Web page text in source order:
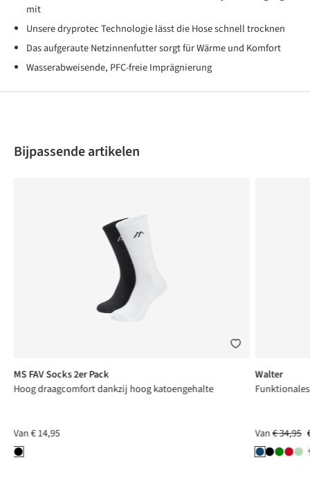
mit
Unsere dryprotec Technologie lässt die Hose schnell trocknen
Das aufgeraute Netzinnenfutter sorgt für Wärme und Komfort
Wasserabweisende, PFC-freie Imprägnierung
Produktgalerie überspringen
Bijpassende artikelen
MS FAV Socks 2er Pack
Hoog draagcomfort dankzij hoog katoengehalte
Van€ 14,95
Walter
Van€ 34,95